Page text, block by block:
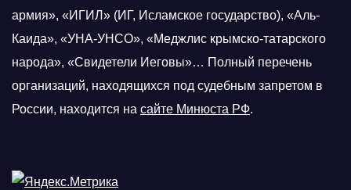
армия», «ИГИЛ» (ИГ, Исламское государство), «Аль-
Каида», «УНА-УНСО», «Меджлис крымско-татарского
народа», «Свидетели Иеговы»… Полный перечень
организаций, находящихся под судебным запретом в
России, находится на сайте Минюста РФ.